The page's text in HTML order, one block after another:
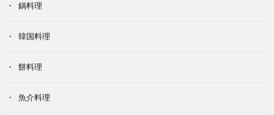
鍋料理
韓国料理
餅料理
魚介料理